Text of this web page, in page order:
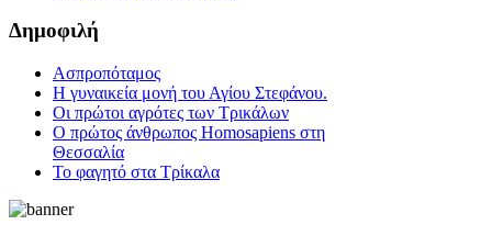
Δημοφιλή
Ασπροπόταμος
Η γυναικεία μονή του Αγίου Στεφάνου.
Οι πρώτοι αγρότες των Τρικάλων
Ο πρώτος άνθρωπος Homosapiens στη
Θεσσαλία
Το φαγητό στα Τρίκαλα